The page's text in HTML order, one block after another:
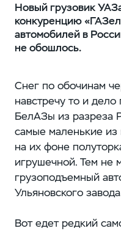
Новый грузовик
конкуренцию
автомобилей в
не обошлось.
Снег по обочинам
навстречу то и
БелАЗы из разреза
самые маленькие из
на их фоне
игрушечной. Тем не
грузоподъемный
Ульяновского
Вот едет редкий